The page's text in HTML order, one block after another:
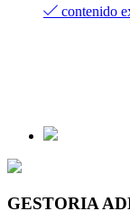
contenido
GESTORIA